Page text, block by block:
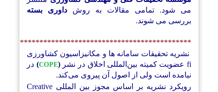
می شود. تمامی مقالات به روش داوری بسته
بررسی می شوند.
نشریه تحقیقات سامانه ها و مکانیزاسیون کشاورزی
fi عضویت کمیته بین‌المللی اخلاق در نشر
(
COPE
) در
نیامده است ولی از اصول آن پیروی می‌کند.
رویکرد نشریه بر اساس مجوز بین المللی Creative